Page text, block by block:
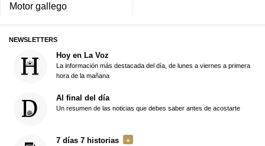
Motor gallego
NEWSLETTERS
Hoy en La Voz
La información más destacada del día, de lunes a viernes a primera
hora de la mañana
Al final del día
Un resumen de las noticias que debes saber antes de acostarte
7 días 7 historias